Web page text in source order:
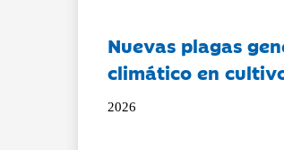
Nuevas plagas
climático en
2026